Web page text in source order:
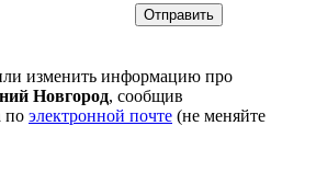
изменить информацию про
Новгород, сообщив
по электронной почте (не меняйте